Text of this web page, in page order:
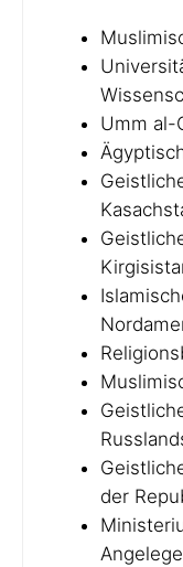
Umm al-
der